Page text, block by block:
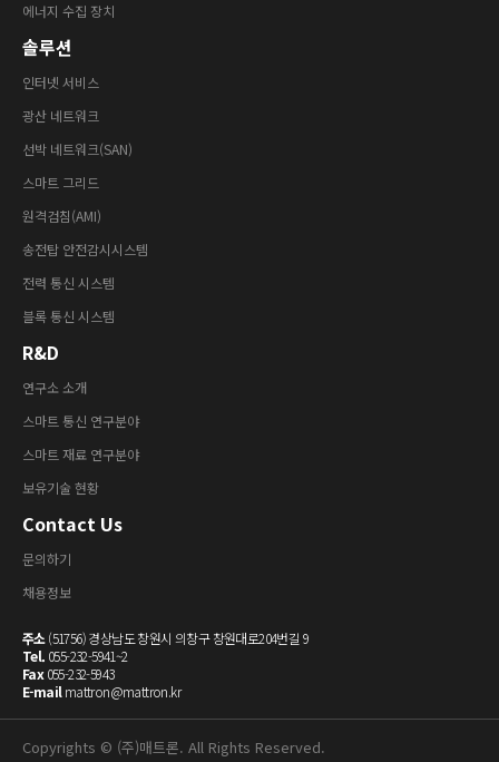
에너지 수집 장치
솔루션
인터넷 서비스
광산 네트워크
선박 네트워크(SAN)
스마트 그리드
원격검침(AMI)
송전탑 안전감시시스템
전력 통신 시스템
블록 통신 시스템
R&D
연구소 소개
스마트 통신 연구분야
스마트 재료 연구분야
보유기술 현황
Contact Us
문의하기
채용정보
주소(51756) 경상남도 창원시 의창구 창원대로204번길 9
Tel. 055-232-5941~2
Fax055-232-5943
E-mailmattron@mattron.kr
Copyrights © (주)매트론. All Rights Reserved.